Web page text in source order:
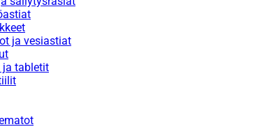
ja vesiastiat
ja tabletit